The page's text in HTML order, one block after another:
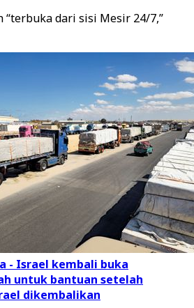
“terbuka dari sisi Mesir 24/7,”
- Israel kembali buka
untuk bantuan setelah
dikembalikan